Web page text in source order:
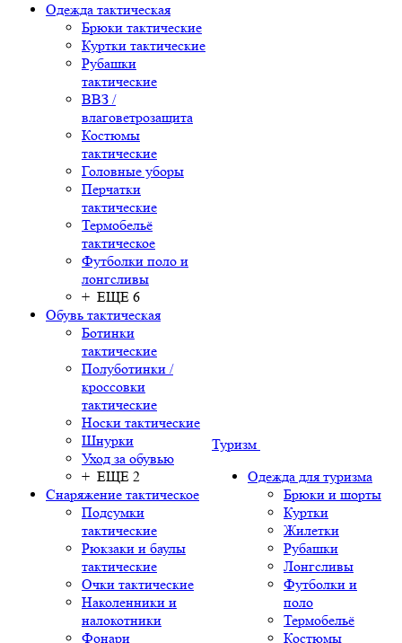
Одежда тактическая
Брюки тактические
Куртки тактические
Рубашки
тактические
ВВЗ /
влаговетрозащита
Костюмы
тактические
Головные уборы
Перчатки
тактические
Термобельё
тактическое
Футболки поло и
лонгсливы
+ ЕЩЕ 6
Обувь тактическая
Ботинки
тактические
Полуботинки /
кроссовки
тактические
Носки тактические
Шнурки
Уход за обувью
+ ЕЩЕ 2
Снаряжение тактическое
Подсумки
тактические
Рюкзаки и баулы
тактические
Очки тактические
Наколенники и
налокотники
Фонари
Туризм
Одежда для туризма
Брюки и шорты
Куртки
Жилетки
Рубашки
Лонгсливы
Футболки и
поло
Термобельё
Костюмы